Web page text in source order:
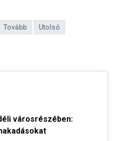
Tovább Utolsó
városrészében: